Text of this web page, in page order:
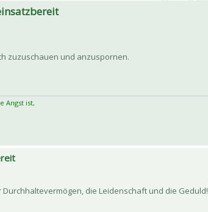
zuzuschauen und anzuspornen.
Angst ist,
die Leidenschaft und die Geduld!